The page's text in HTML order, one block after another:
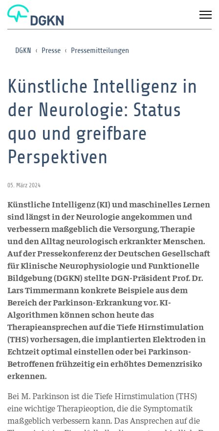
DGKN Presse Pressemitteilungen
Künstliche Intelligenz in
der Neurologie: Status
quo und greifbare
Perspektiven
05. März 2024
Künstliche Intelligenz (KI) und maschinelles Lernen
sind längst in der Neurologie angekommen und
verbessern maßgeblich die Versorgung, Therapie
und den Alltag neurologisch erkrankter Menschen.
Auf der Pressekonferenz der Deutschen Gesellschaft
für Klinische Neurophysiologie und Funktionelle
Bildgebung (DGKN) stellte DGN-Präsident Prof. Dr.
Lars Timmermann konkrete Beispiele aus dem
Bereich der Parkinson-Erkrankung vor. KI-
Algorithmen können schon heute das
Therapieansprechen auf die Tiefe Hirnstimulation
(THS) vorhersagen, die implantierten Elektroden in
Echtzeit optimal einstellen oder bei Parkinson-
Betroffenen frühzeitig ein erhöhtes Demenzrisiko
erkennen.
Bei M. Parkinson ist die Tiefe Hirnstimulation (THS)
eine wichtige Therapieoption, die die Symptomatik
maßgeblich verbessern kann. Das Ansprechen auf die